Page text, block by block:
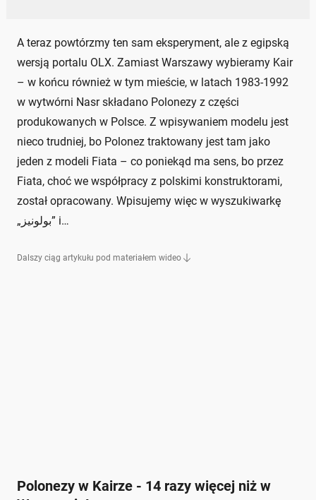
A teraz powtórzmy ten sam eksperyment, ale z egipską
wersją portalu OLX. Zamiast Warszawy wybieramy Kair
– w końcu również w tym mieście, w latach 1983-1992
w wytwórni Nasr składano Polonezy z części
produkowanych w Polsce. Z wpisywaniem modelu jest
nieco trudniej, bo Polonez traktowany jest tam jako
jeden z modeli Fiata – co poniekąd ma sens, bo przez
Fiata, choć we współpracy z polskimi konstruktorami,
został opracowany. Wpisujemy więc w wyszukiwarkę
„بولونيز” i…
Dalszy ciąg artykułu pod materiałem wideo
Polonezy w Kairze - 14 razy więcej niż w